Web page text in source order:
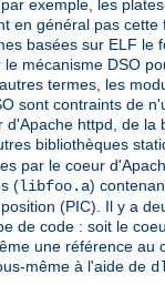
exemple, les
en général pas cette
basées sur ELF le
le mécanisme DSO
termes, les
sont contraints de
d'Apache httpd, de la
bibliothèques
par le coeur
(libfoo.a)
(PIC). Il y a
de code : soit le
une référence au
même à l'aide de